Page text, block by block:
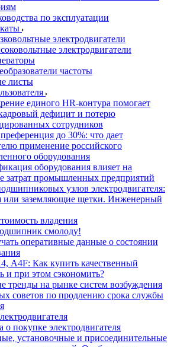
по эксплуатации
электродвигатели
электродвигатели
частоты
листы
единого HR-контура помогает
дефицит и потерю
сотрудников
до 30%: что дает
применение российского
оборудования
оборудования влияет на
затрат промышленных предприятий
узлов электродвигателя:
или заземляющие щетки. Инженерный
владения
смолоду!
оперативные данные о состоянии
А4F: Как купить качественный
и при этом сэкономить?
тренды на рынке систем возбуждения
советов по продлению срока службы
о покупке электродвигателя
установочные и присоединительные